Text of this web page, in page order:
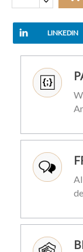
LINKEDIN